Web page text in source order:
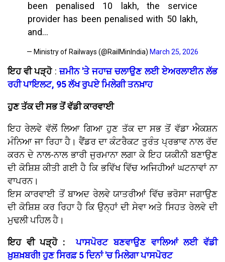
been penalised ₹10 lakh, the service
provider has been penalised with ₹50 lakh,
and…
— Ministry of Railways (@RailMinIndia) March 25, 2026
ਇਹ ਵੀ ਪੜ੍ਹੋ:ਜ਼ਮੀਨ 'ਤੇ ਜਹਾਜ਼ ਚਲਾਉਣ ਲਈ ਏਅਰਲਾਈਨ ਲੱਭ
ਰਹੀ ਪਾਇਲਟ, 95 ਲੱਖ ਰੁਪਏ ਮਿਲੇਗੀ ਤਨਖ਼ਾਹ
ਹੁਣ ਤੱਕ ਦੀ ਸਭ ਤੋਂ ਵੱਡੀ ਕਾਰਵਾਈ
ਇਹ ਰੇਲਵੇ ਵੱਲੋਂ ਲਿਆ ਗਿਆ ਹੁਣ ਤੱਕ ਦਾ ਸਭ ਤੋਂ ਵੱਡਾ ਐਕਸ਼ਨ
ਮੰਨਿਆ ਜਾ ਰਿਹਾ ਹੈ। ਵੈਂਡਰ ਦਾ ਕੰਟਰੈਕਟ ਤੁਰੰਤ ਪ੍ਰਭਾਵ ਨਾਲ ਰੱਦ
ਕਰਨ ਦੇ ਨਾਲ-ਨਾਲ ਭਾਰੀ ਜੁਰਮਾਨਾ ਲਗਾ ਕੇ ਇਹ ਯਕੀਨੀ ਬਣਾਉਣ
ਦੀ ਕੋਸ਼ਿਸ਼ ਕੀਤੀ ਗਈ ਹੈ ਕਿ ਭਵਿੱਖ ਵਿੱਚ ਅਜਿਹੀਆਂ ਘਟਨਾਵਾਂ ਨਾ
ਵਾਪਰਨ।
ਇਸ ਕਾਰਵਾਈ ਤੋਂ ਬਾਅਦ ਰੇਲਵੇ ਯਾਤਰੀਆਂ ਵਿੱਚ ਭਰੋਸਾ ਜਗਾਉਣ
ਦੀ ਕੋਸ਼ਿਸ਼ ਕਰ ਰਿਹਾ ਹੈ ਕਿ ਉਨ੍ਹਾਂ ਦੀ ਸੇਵਾ ਅਤੇ ਸਿਹਤ ਰੇਲਵੇ ਦੀ
ਮੁਢਲੀ ਪਹਿਲ ਹੈ।
ਇਹ ਵੀ ਪੜ੍ਹੋ :
ਪਾਸਪੋਰਟ ਬਣਵਾਉਣ ਵਾਲਿਆਂ ਲਈ ਵੱਡੀ
ਖ਼ੁਸ਼ਖ਼ਬਰੀ! ਹੁਣ ਸਿਰਫ਼ 5 ਦਿਨਾਂ 'ਚ ਮਿਲੇਗਾ ਪਾਸਪੋਰਟ